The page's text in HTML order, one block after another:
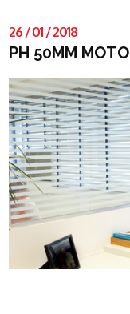
26 /01 /2018
PH 50MM